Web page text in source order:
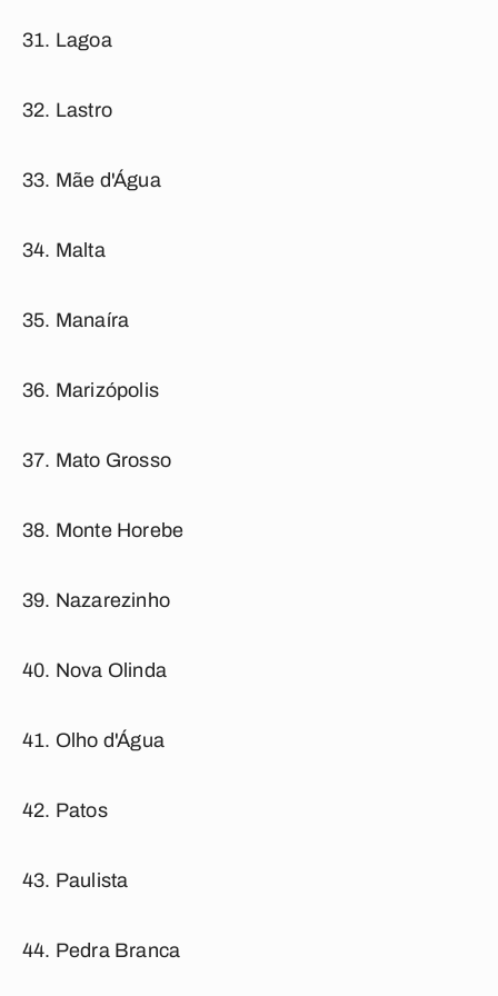
Lagoa
Lastro
Mãe d'Água
Malta
Manaíra
Marizópolis
Mato Grosso
Monte Horebe
Nazarezinho
Nova Olinda
Olho d'Água
Patos
Paulista
Pedra Branca